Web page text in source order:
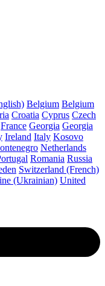
Belgium Belgium
Croatia Cyprus Czech
France Georgia Georgia
Ireland Italy Kosovo
Netherlands
Romania Russia
Switzerland (French)
(Ukrainian) United